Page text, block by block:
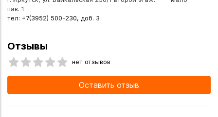
пав. 1
тел: +7(3952) 500-230, доб. 3
Отзывы
нет отзывов
Оставить отзыв